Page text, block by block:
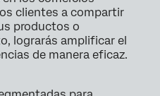
clientes a compartir
productos o
lograrás amplificar el
de manera eficaz.